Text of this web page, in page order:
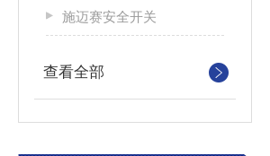
施迈赛安全开关
查看全部